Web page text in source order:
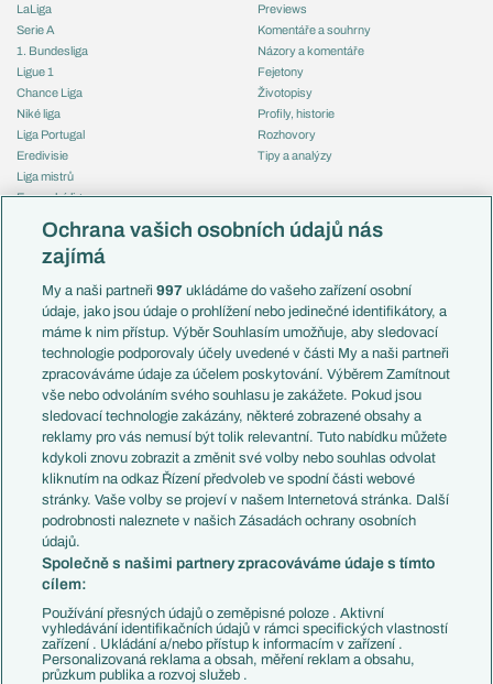
LaLiga
Serie A
1. Bundesliga
Ligue 1
Chance Liga
Niké liga
Liga Portugal
Eredivisie
Liga mistrů
Evropská liga
Mistrovství světa
Liga národů
Témata
Představení týmů MS
EuroSkauting
PL v kostce
Evropské koeficienty
Přestupy
Přestupové spekulace
Zranění
Kluby
Arsenal FC
Chelsea FC
Manchester United
AC Milán
Juventus FC
Bayern Mnichov
FC Barcelona
Real Madrid
Previews
Komentáře a souhrny
Názory a komentáře
Fejetony
Životopisy
Profily, historie
Rozhovory
Tipy a analýzy
Česko
Francie
Itálie
Německo
Španělsko
Argentina
Brazílie
Přestupy
Zápasy
Livescore
Tipovací soutěž
Ochrana vašich osobních údajů nás
zajímá
My a naši partneři997 ukládáme do vašeho zařízení osobní
údaje, jako jsou údaje o prohlížení nebo jedinečné identifikátory, a
máme k nim přístup. Výběr Souhlasím umožňuje, aby sledovací
technologie podporovaly účely uvedené v části My a naši partneři
zpracováváme údaje za účelem poskytování. Výběrem Zamítnout
vše nebo odvoláním svého souhlasu je zakážete. Pokud jsou
sledovací technologie zakázány, některé zobrazené obsahy a
reklamy pro vás nemusí být tolik relevantní. Tuto nabídku můžete
kdykoli znovu zobrazit a změnit své volby nebo souhlas odvolat
kliknutím na odkaz Řízení předvoleb ve spodní části webové
stránky. Vaše volby se projeví v našem Internetová stránka. Další
podrobnosti naleznete v našich Zásadách ochrany osobních
údajů.
Společně s našimi partnery zpracováváme údaje s tímto
cílem:
Používání přesných údajů o zeměpisné poloze . Aktivní
vyhledávání identifikačních údajů v rámci specifických vlastností
zařízení . Ukládání a/nebo přístup k informacím v zařízení .
Personalizovaná reklama a obsah, měření reklam a obsahu,
průzkum publika a rozvoj služeb .